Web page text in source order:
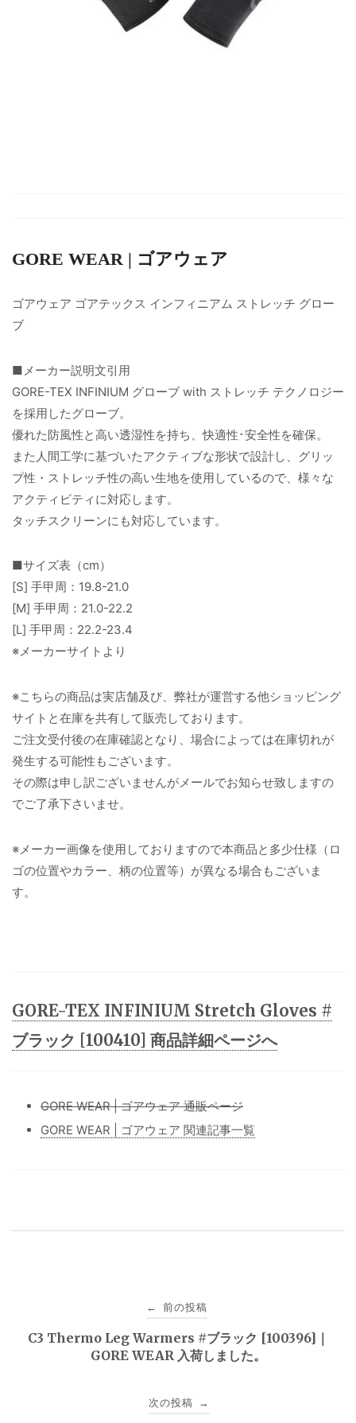
GORE WEAR | ゴアウェア
ゴアウェア ゴアテックス インフィニアム ストレッチ グロー
ブ
■メーカー説明文引用
GORE-TEX INFINIUM グローブ with ストレッチ テクノロジー
を採用したグローブ。
優れた防風性と高い透湿性を持ち、快適性･安全性を確保。
また人間工学に基づいたアクティブな形状で設計し、グリッ
プ性・ストレッチ性の高い生地を使用しているので、様々な
アクティビティに対応します。
タッチスクリーンにも対応しています。
■サイズ表（cm）
[S] 手甲周：19.8-21.0
[M] 手甲周：21.0-22.2
[L] 手甲周：22.2-23.4
※メーカーサイトより
※こちらの商品は実店舗及び、弊社が運営する他ショッピング
サイトと在庫を共有して販売しております。
ご注文受付後の在庫確認となり、場合によっては在庫切れが
発生する可能性もございます。
その際は申し訳ございませんがメールでお知らせ致しますの
でご了承下さいませ。
※メーカー画像を使用しておりますので本商品と多少仕様（ロ
ゴの位置やカラー、柄の位置等）が異なる場合もございま
す。
GORE-TEX INFINIUM Stretch Gloves #
ブラック [100410] 商品詳細ページへ
GORE WEAR | ゴアウェア 通販ページ
GORE WEAR | ゴアウェア 関連記事一覧
← 前の投稿
C3 Thermo Leg Warmers #ブラック [100396]｜
GORE WEAR 入荷しました。
次の投稿 →